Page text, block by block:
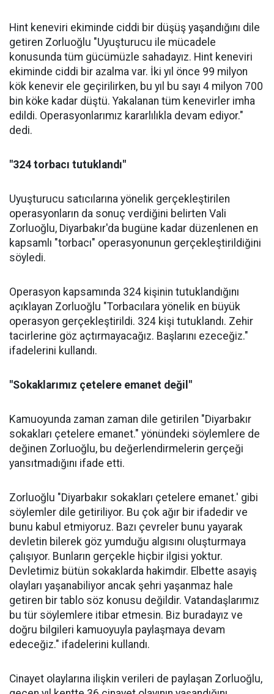
Hint keneviri ekiminde ciddi bir düşüş yaşandığını dile
getiren Zorluoğlu "Uyuşturucu ile mücadele
konusunda tüm gücümüzle sahadayız. Hint keneviri
ekiminde ciddi bir azalma var. İki yıl önce 99 milyon
kök kenevir ele geçirilirken, bu yıl bu sayı 4 milyon 700
bin köke kadar düştü. Yakalanan tüm kenevirler imha
edildi. Operasyonlarımız kararlılıkla devam ediyor."
dedi.
"324 torbacı tutuklandı"
Uyuşturucu satıcılarına yönelik gerçekleştirilen
operasyonların da sonuç verdiğini belirten Vali
Zorluoğlu, Diyarbakır'da bugüne kadar düzenlenen en
kapsamlı "torbacı" operasyonunun gerçekleştirildiğini
söyledi.
Operasyon kapsamında 324 kişinin tutuklandığını
açıklayan Zorluoğlu "Torbacılara yönelik en büyük
operasyon gerçekleştirildi. 324 kişi tutuklandı. Zehir
tacirlerine göz açtırmayacağız. Başlarını ezeceğiz."
ifadelerini kullandı.
"Sokaklarımız çetelere emanet değil"
Kamuoyunda zaman zaman dile getirilen "Diyarbakır
sokakları çetelere emanet." yönündeki söylemlere de
değinen Zorluoğlu, bu değerlendirmelerin gerçeği
yansıtmadığını ifade etti.
Zorluoğlu "Diyarbakır sokakları çetelere emanet.' gibi
söylemler dile getiriliyor. Bu çok ağır bir ifadedir ve
bunu kabul etmiyoruz. Bazı çevreler bunu yayarak
devletin bilerek göz yumduğu algısını oluşturmaya
çalışıyor. Bunların gerçekle hiçbir ilgisi yoktur.
Devletimiz bütün sokaklarda hakimdir. Elbette asayiş
olayları yaşanabiliyor ancak şehri yaşanmaz hale
getiren bir tablo söz konusu değildir. Vatandaşlarımız
bu tür söylemlere itibar etmesin. Biz buradayız ve
doğru bilgileri kamuoyuyla paylaşmaya devam
edeceğiz." ifadelerini kullandı.
Cinayet olaylarına ilişkin verileri de paylaşan Zorluoğlu,